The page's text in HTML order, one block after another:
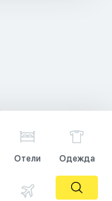
Отели Одежда